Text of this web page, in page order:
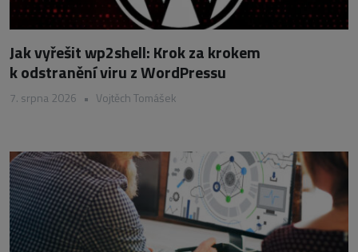
Jak vyřešit wp2shell: Krok za krokem
k odstranění viru z WordPressu
7. srpna 2026 • Vojtěch Tomášek